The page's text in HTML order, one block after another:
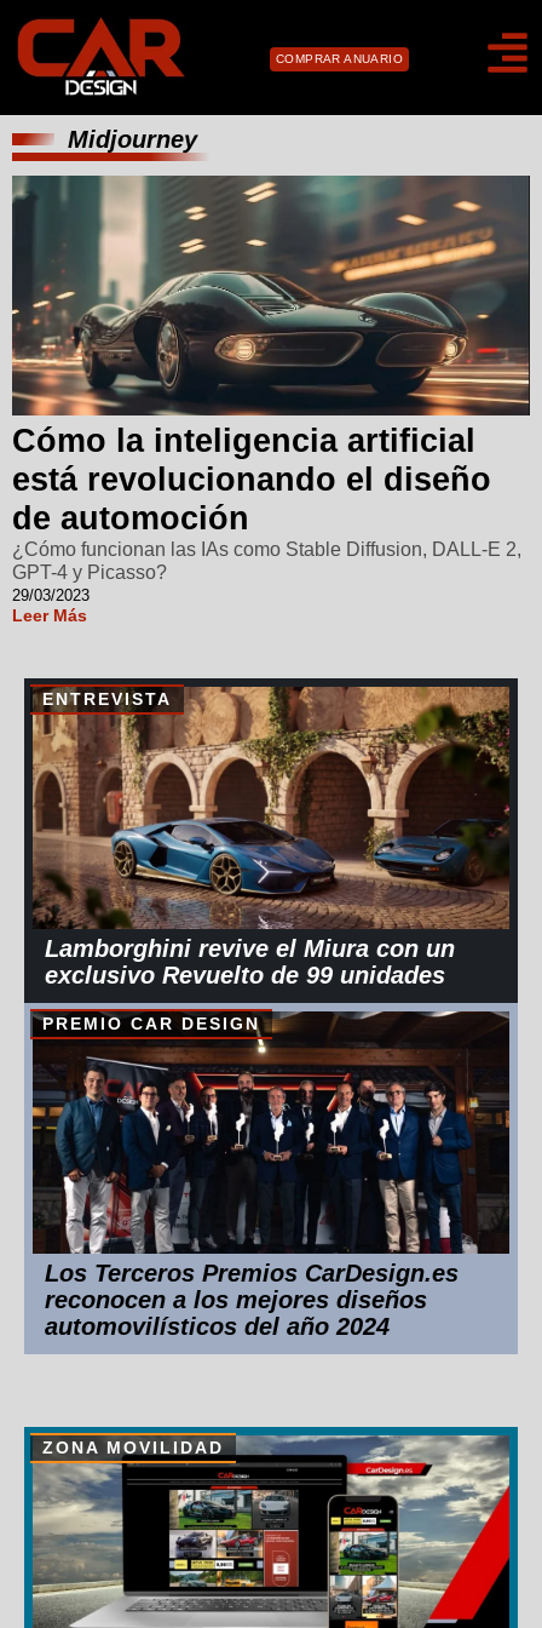
COMPRAR ANUARIO
Midjourney
Cómo la inteligencia artificial
está revolucionando el diseño
de automoción
¿Cómo funcionan las IAs como Stable Diffusion, DALL-E 2,
GPT-4 y Picasso?
29/03/2023
Leer Más
ENTREVISTA
Lamborghini revive el Miura con un
exclusivo Revuelto de 99 unidades
PREMIO CAR DESIGN
Los Terceros Premios CarDesign.es
reconocen a los mejores diseños
automovilísticos del año 2024
ZONA MOVILIDAD